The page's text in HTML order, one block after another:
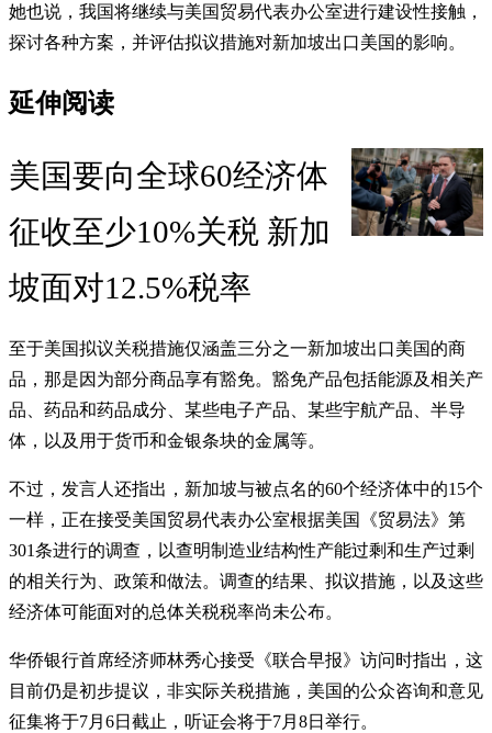
她也说，我国将继续与美国贸易代表办公室进行建设性接触，
探讨各种方案，并评估拟议措施对新加坡出口美国的影响。
延伸阅读
美国要向全球60经济体
征收至少10%关税 新加
坡面对12.5%税率
至于美国拟议关税措施仅涵盖三分之一新加坡出口美国的商
品，那是因为部分商品享有豁免。豁免产品包括能源及相关产
品、药品和药品成分、某些电子产品、某些宇航产品、半导
体，以及用于货币和金银条块的金属等。
不过，发言人还指出，新加坡与被点名的60个经济体中的15个
一样，正在接受美国贸易代表办公室根据美国《贸易法》第
301条进行的调查，以查明制造业结构性产能过剩和生产过剩
的相关行为、政策和做法。调查的结果、拟议措施，以及这些
经济体可能面对的总体关税税率尚未公布。
华侨银行首席经济师林秀心接受《联合早报》访问时指出，这
目前仍是初步提议，非实际关税措施，美国的公众咨询和意见
征集将于7月6日截止，听证会将于7月8日举行。